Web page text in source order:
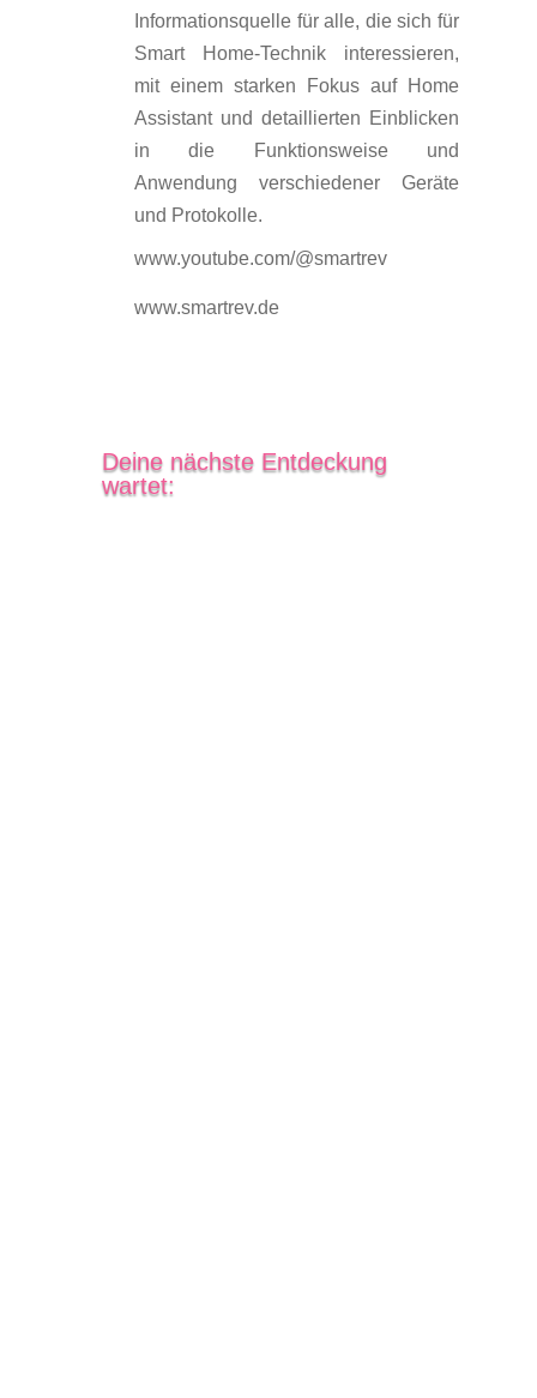
Informationsquelle für alle, die sich für
Smart Home-Technik interessieren,
mit einem starken Fokus auf Home
Assistant und detaillierten Einblicken
in die Funktionsweise und
Anwendung verschiedener Geräte
und Protokolle.
www.youtube.com/@smartrev
www.smartrev.de
Deine nächste Entdeckung
wartet: